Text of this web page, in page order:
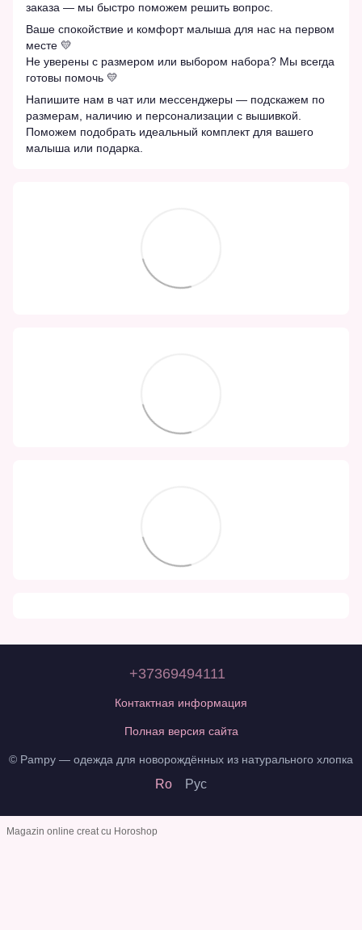
заказа — мы быстро поможем решить вопрос.
Ваше спокойствие и комфорт малыша для нас на первом
месте 💛
Не уверены с размером или выбором набора? Мы всегда
готовы помочь 💛
Напишите нам в чат или мессенджеры — подскажем по
размерам, наличию и персонализации с вышивкой.
Поможем подобрать идеальный комплект для вашего
малыша или подарка.
+37369494111
Контактная информация
Полная версия сайта
© Pampy — одежда для новорождённых из натурального хлопка
Ro Рус
Magazin online creat cu Horoshop